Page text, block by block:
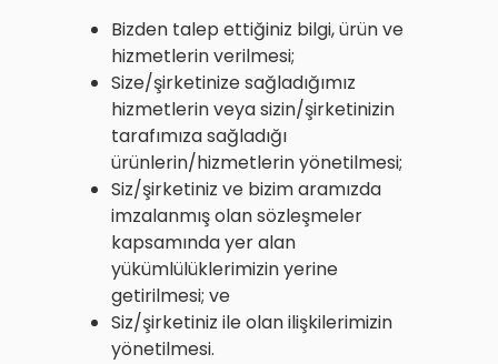
Bizden talep ettiğiniz bilgi, ürün ve
hizmetlerin verilmesi;
Size/şirketinize sağladığımız
hizmetlerin veya sizin/şirketinizin
tarafımıza sağladığı
ürünlerin/hizmetlerin yönetilmesi;
Siz/şirketiniz ve bizim aramızda
imzalanmış olan sözleşmeler
kapsamında yer alan
yükümlülüklerimizin yerine
getirilmesi; ve
Siz/şirketiniz ile olan ilişkilerimizin
yönetilmesi.